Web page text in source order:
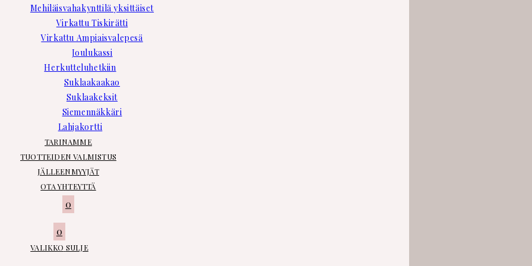
Mehiläisvahakynttilä yksittäiset
Virkattu Tiskirätti
Virkattu Ampiaisvalepesä
Joulukassi
Herkutteluhetkiin
Suklaakaakao
Suklaakeksit
Siemennäkkäri
Lahjakortti
TARINAMME
TUOTTEIDEN VALMISTUS
JÄLLEENMYYJÄT
OTA YHTEYTTÄ
0
0
VALIKKO SULJE